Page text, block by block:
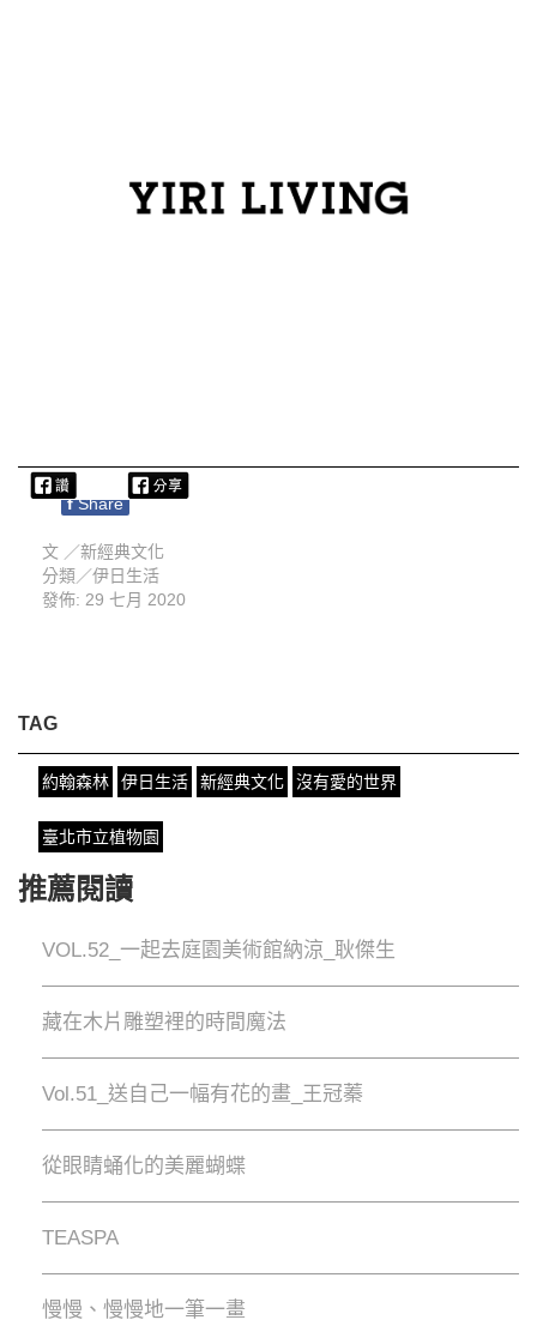
f Share
文 ／新經典文化
分類／伊日生活
發佈: 29 七月 2020
TAG
約翰森林 伊日生活 新經典文化 沒有愛的世界
臺北市立植物園
推薦閱讀
VOL.52_一起去庭園美術館納涼_耿傑生
藏在木片雕塑裡的時間魔法
Vol.51_送自己一幅有花的畫_王冠蓁
從眼睛蛹化的美麗蝴蝶
TEASPA
慢慢、慢慢地⼀筆⼀畫